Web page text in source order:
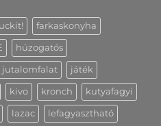
farkaskonyha
húzogatós
jutalomfalat játék
kivo kronch kutyafagyi
lazac lefagyasztható